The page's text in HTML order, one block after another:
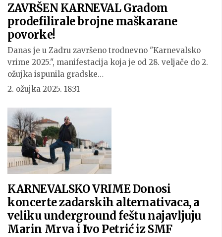
ZAVRŠEN KARNEVAL Gradom
prodefilirale brojne maškarane
povorke!
Danas je u Zadru završeno trodnevno "Karnevalsko
vrime 2025.", manifestacija koja je od 28. veljače do 2.
ožujka ispunila gradske…
2. ožujka 2025. 18:31
KARNEVALSKO VRIME Donosi
koncerte zadarskih alternativaca, a
veliku underground feštu najavljuju
Marin Mrva i Ivo Petrić iz SMF